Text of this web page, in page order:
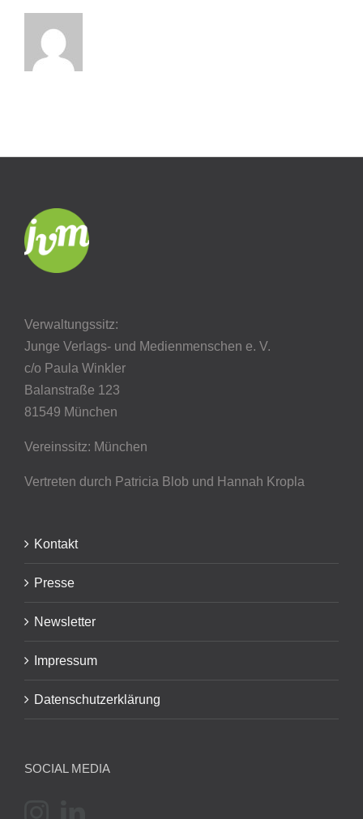
Verwaltungssitz:
Junge Verlags- und Medienmenschen e. V.
c/o Paula Winkler
Balanstraße 123
81549 München
Vereinssitz: München
Vertreten durch Patricia Blob und Hannah Kropla
Kontakt
Presse
Newsletter
Impressum
Datenschutzerklärung
SOCIAL MEDIA